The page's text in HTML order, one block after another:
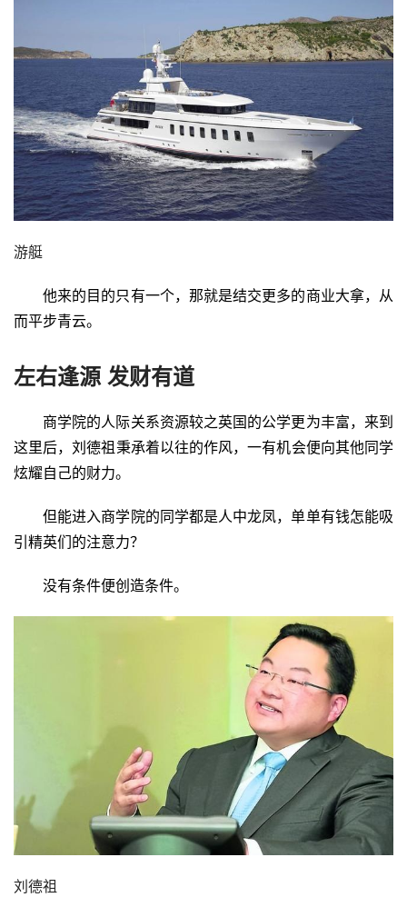
游艇
他来的目的只有一个，那就是结交更多的商业大拿，从
而平步青云。
左右逢源 发财有道
商学院的人际关系资源较之英国的公学更为丰富，来到
这里后，刘德祖秉承着以往的作风，一有机会便向其他同学
炫耀自己的财力。
但能进入商学院的同学都是人中龙凤，单单有钱怎能吸
引精英们的注意力？
没有条件便创造条件。
刘德祖